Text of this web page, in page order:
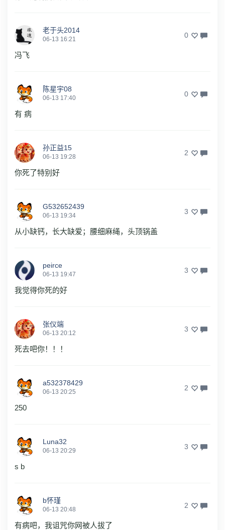
老于头2014
06-13 16:21 0
冯飞
陈星宇08
06-13 17:40 0
有 病
孙正益15
06-13 19:28 2
你死了特别好
G532652439
06-13 19:34 3
从小缺钙，长大缺爱；腰细麻绳，头顶锅盖
peirce
06-13 19:47 3
我觉得你死的好
张仪端
06-13 20:12 3
死去吧你！！！
a532378429
06-13 20:25 2
250
Luna32
06-13 20:29 3
s b
b怀瑾
06-13 20:48 2
有病吧，我诅咒你网被人拔了